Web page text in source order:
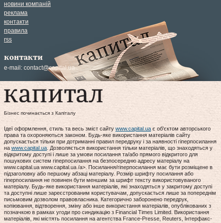
новини компаній
реклама
контакти
правила
rss
контакти
e-mail: contact@capital.ua
Бізнес починається з Капіталу
Ідеї оформлення, стиль та весь зміст сайту www.capital.uaє об'єктом авторського
права та охороняються законом. Будь-яке використання матеріалів сайту
допускається тільки при дотриманні правил передруку і за наявності гіперпосилання
наwww.capital.ua. Дозволяється використання тільки матеріалів, що знаходяться у
відкритому доступі і лише за умови посилання та/або прямого відкритого для
пошукових систем гіперпосилання на безпосередню адресу матеріалу на
www.capital.ua www.capital.ua /a>. Посилання/гіперпосилання має бути розміщене в
підзаголовку або першому абзаці матеріалу. Розмір шрифту посилання або
гіперпосилання не повинен бути меншим за шрифт тексту використовуваного
матеріалу. Будь-яке використання матеріалів, які знаходяться у закритому доступі
та доступні лише зареєстрованим користувачам, допускається лише за попереднім
письмовим дозволом правовласника. Категорично заборонено передрук,
копіювання, відтворення, зміну або інше використання матеріалів, опублікованих з
позначкою в рамках угоди про синдикацію з Financial Times Limited. Використання
матеріалів, які містять посилання на агентства France-Presse, Reuters, Інтерфакс-